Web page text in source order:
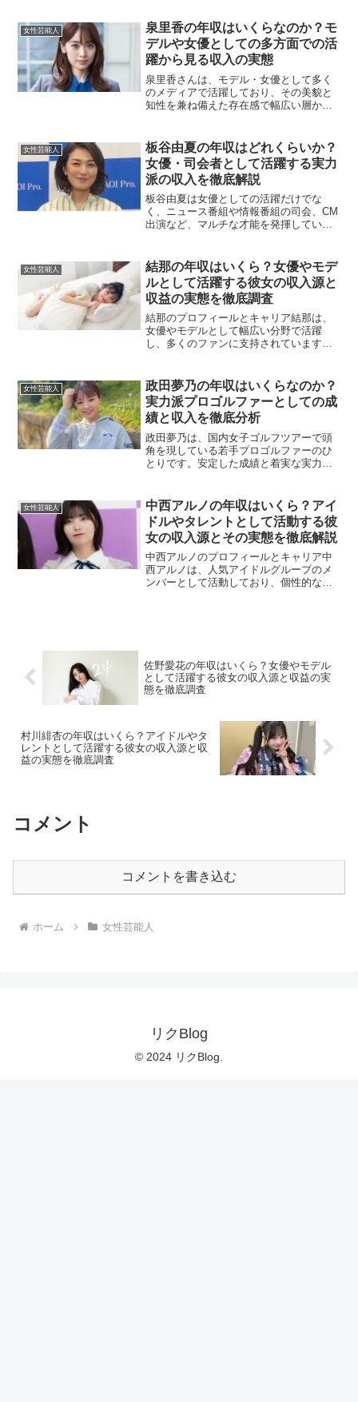
ュアルで高い評価を受けています。さら
に、SNSでの影響力も大...
女性芸能人
泉里香の年収はいくらなのか？モ
デルや女優としての多方面での活
躍から見る収入の実態
泉里香さんは、モデル・女優として多く
のメディアで活躍しており、その美貌と
知性を兼ね備えた存在感で幅広い層から
年収にも注目が集まっています。本記事
では、泉里香さんの年収...
女性芸能人
板谷由夏の年収はどれくらいか？
女優・司会者として活躍する実力
派の収入を徹底解説
板谷由夏は女優としての活躍だけでな
く、ニュース番組や情報番組の司会、CM
出演など、マルチな才能を発揮している
す。この記事では、板谷由夏の年収に焦
点をあて、さまざまな収入...
女性芸能人
結那の年収はいくら？女優やモデ
ルとして活躍する彼女の収入源と
収益の実態を徹底調査
結那のプロフィールとキャリア結那は、
女優やモデルとして幅広い分野で活躍
し、多くのファンに支持されています。
しての地位を確立しました。独特な雰囲
気と演技力で高く評価されて...
女性芸能人
政田夢乃の年収はいくらなのか？
実力派プロゴルファーとしての成
績と収入を徹底分析
政田夢乃は、国内女子ゴルフツアーで頭
角を現している若手プロゴルファーのひ
とりです。安定した成績と着実な実力の
田夢乃の年収について、収入源ごとに詳
しく分析していきます。ト...
女性芸能人
中西アルノの年収はいくら？アイ
ドルやタレントとして活動する彼
女の収入源とその実態を徹底解説
中西アルノのプロフィールとキャリア中
西アルノは、人気アイドルグループのメ
ンバーとして活動しており、個性的な存
佐野愛花の年収はいくら？女優やモデル
として活躍する彼女の収入源と収益の実
態を徹底調査
村川緋杏の年収はいくら？アイドルやタ
レントとして活躍する彼女の収入源と収
益の実態を徹底調査
コメント
コメントを書き込む
ホーム 女性芸能人
リクBlog
© 2024 リクBlog.